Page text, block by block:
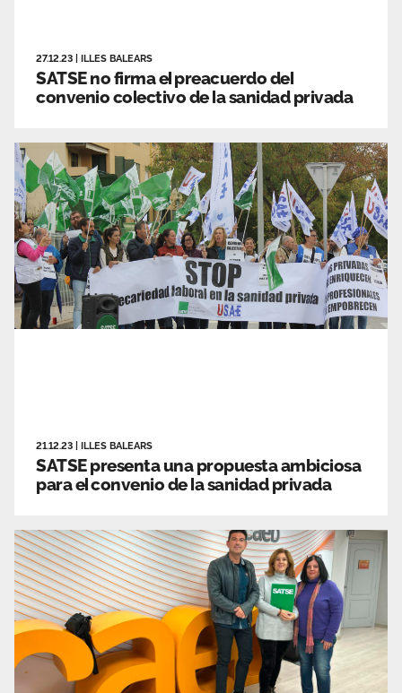
27.12.23 ILLES BALEARS
SATSE no firma el preacuerdo del
convenio colectivo de la sanidad privada
21.12.23 ILLES BALEARS
SATSE presenta una propuesta ambiciosa
para el convenio de la sanidad privada